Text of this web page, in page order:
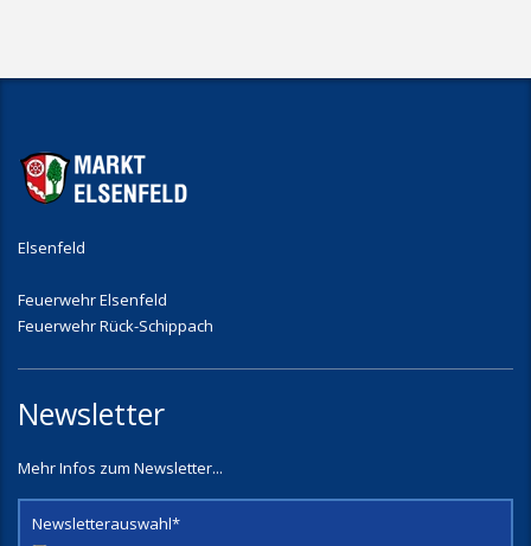
Elsenfeld
Feuerwehr Elsenfeld
Feuerwehr Rück-Schippach
Newsletter
Mehr Infos zum Newsletter...
Newsletterauswahl*